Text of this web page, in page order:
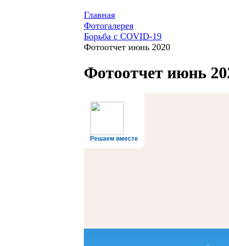
Главная
Фотогалерея
Борьба с COVID-19
Фотоотчет июнь 2020
Фотоотчет июнь
Решаем вместе